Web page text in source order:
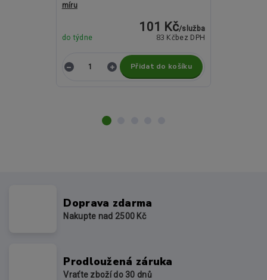
míru
101 Kč/služba
83 Kč bez DPH
do týdne
Přidat do košíku
Doprava zdarma
Nakupte nad 2500 Kč
Prodloužená záruka
Vraťte zboží do 30 dnů